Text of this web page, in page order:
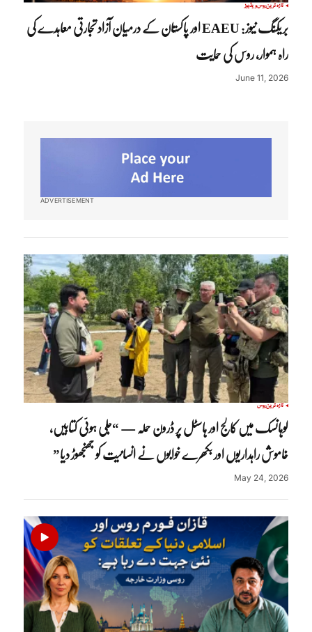
تازہ ترینروسویڈیوز
بریکنگ نیوز: EAEU اور پاکستان کے درمیان آزاد تجارتی معاہدے کی
راہ ہموار، روس کی حمایت
June 11, 2026
ADVERTISEMENT
تازہ ترینروس
لوہانسک میں کالج اور ہاسٹل پر ڈرون حملہ — “جلی ہوئی کتابیں،
خاموش راہداریوں اور بکھرے خوابوں نے انسانیت کو جھنجھوڑ دیا”
May 24, 2026